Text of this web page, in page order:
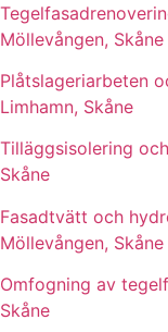
Möllevången, Skåne
Plåtslageriarbeten
Limhamn, Skåne
Tilläggsisolering
Skåne
Fasadtvätt och
Möllevången, Skåne
Omfogning av
Skåne